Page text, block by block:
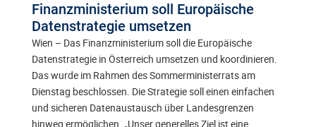
Finanzministerium soll Europäische
Datenstrategie umsetzen
Wien – Das Finanzministerium soll die Europäische
Datenstrategie in Österreich umsetzen und koordinieren.
Das wurde im Rahmen des Sommerministerrats am
Dienstag beschlossen. Die Strategie soll einen einfachen
und sicheren Datenaustausch über Landesgrenzen
hinweg ermöglichen. „Unser generelles Ziel ist eine